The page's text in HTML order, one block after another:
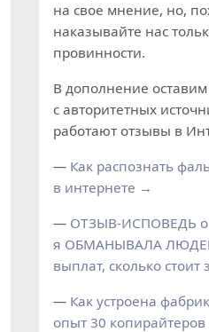
на свое мнение, но,
наказывайте нас
провинности.
В дополнение
с авторитетных
работают отзывы в
— Как распознать
в интернете →
— ОТЗЫВ-ИСПОВЕДЬ о
я ОБМАНЫВАЛА
выплат, сколько
— Как устроена
опыт 30